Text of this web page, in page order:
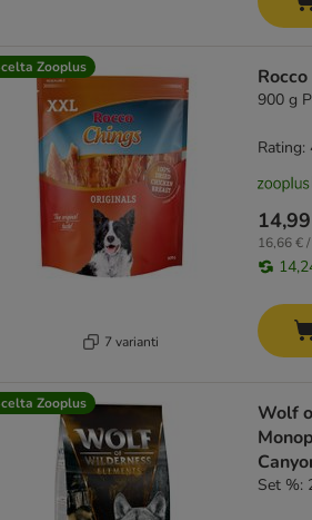
Zooplus
7 varianti
900 g
16,66 €
Rating:
Zooplus
Wolf
Set %: